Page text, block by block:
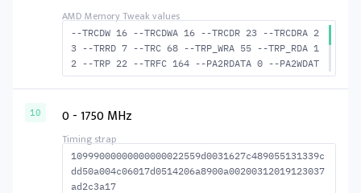
--TRCDW 16 --TRCDWA 16 --TRCDR 23 --TRCDRA 2
3 --TRRD 7 --TRC 68 --TRP_WRA 55 --TRP_RDA 1
2 --TRP 22 --TRFC 164 --PA2RDATA 0 --PA2WDAT
A 0 --TFAW 12 --TCRCRL 2 --TCRCWL 6 --TFAW32
-ACTWR 52 --RAS2RAS 164 --RP 42 --WRPLUSRP 5
10 0 - 1750 MHz
10999000000000000022559d0031627c489055131339c
dd50a004c06017d0514206a8900a00200312019123037
ad2c3a17